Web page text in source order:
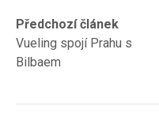
Navigace
pro
příspěvek
Předchozí článek
Previous
post:Vueling spojí Prahu s
Bilbaem
Next
post: